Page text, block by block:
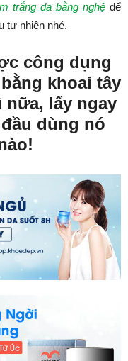
trắng da bằng nghệ để
tự nhiên nhé.
công dụng
khoai tây
nữa, lấy ngay
dùng nó